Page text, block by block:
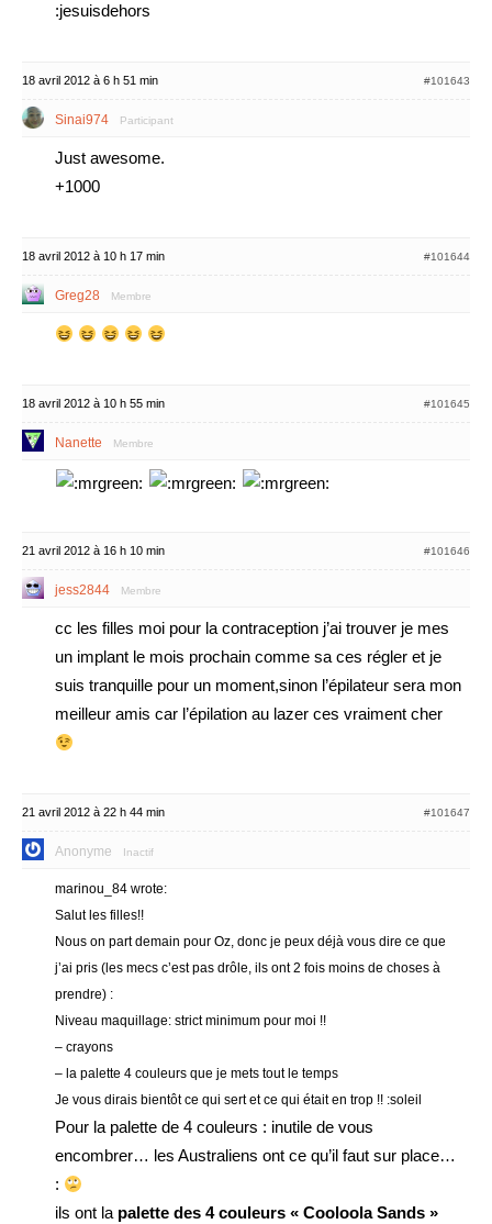
:jesuisdehors
18 avril 2012 à 6 h 51 min #101643
Sinai974 Participant
Just awesome.
+1000
18 avril 2012 à 10 h 17 min #101644
Greg28 Membre
18 avril 2012 à 10 h 55 min #101645
Nanette Membre
21 avril 2012 à 16 h 10 min #101646
jess2844 Membre
cc les filles moi pour la contraception j’ai trouver je mes
un implant le mois prochain comme sa ces régler et je
suis tranquille pour un moment,sinon l’épilateur sera mon
meilleur amis car l’épilation au lazer ces vraiment cher
21 avril 2012 à 22 h 44 min #101647
Anonyme Inactif
marinou_84 wrote:
Salut les filles!!
Nous on part demain pour Oz, donc je peux déjà vous dire ce que
j’ai pris (les mecs c’est pas drôle, ils ont 2 fois moins de choses à
prendre) :
Niveau maquillage: strict minimum pour moi !!
– crayons
– la palette 4 couleurs que je mets tout le temps
Je vous dirais bientôt ce qui sert et ce qui était en trop !! :soleil
Pour la palette de 4 couleurs : inutile de vous
encombrer… les Australiens ont ce qu’il faut sur place…
:
ils ont la palette des 4 couleurs « Cooloola Sands »